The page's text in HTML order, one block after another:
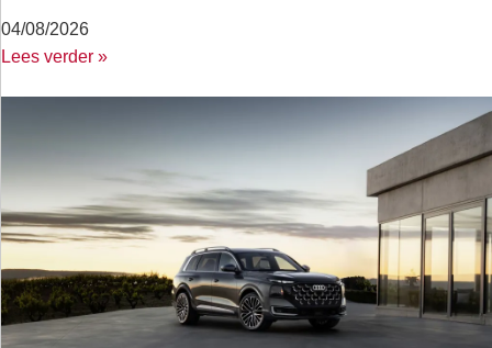
04/08/2026
Lees verder »